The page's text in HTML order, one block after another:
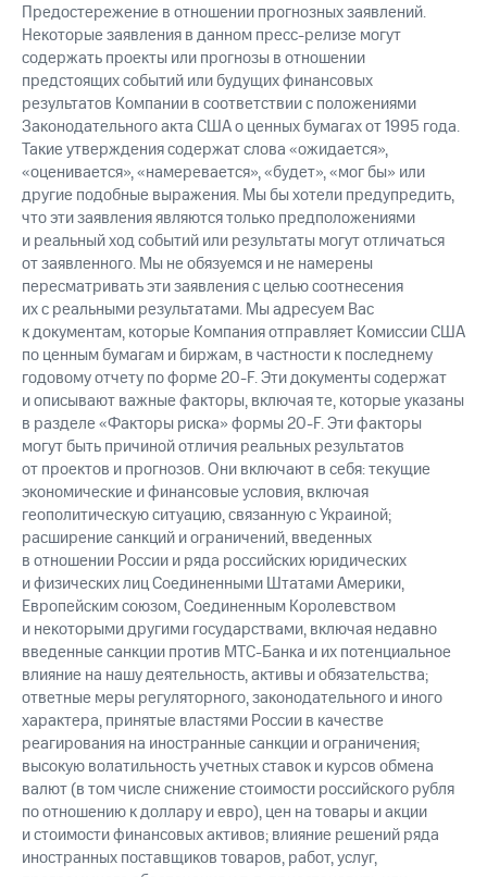
Предостережение в отношении прогнозных заявлений.
Некоторые заявления в данном пресс-релизе могут
содержать проекты или прогнозы в отношении
предстоящих событий или будущих финансовых
результатов Компании в соответствии с положениями
Законодательного акта США о ценных бумагах от 1995 года.
Такие утверждения содержат слова «ожидается»,
«оценивается», «намеревается», «будет», «мог бы» или
другие подобные выражения. Мы бы хотели предупредить,
что эти заявления являются только предположениями
и реальный ход событий или результаты могут отличаться
от заявленного. Мы не обязуемся и не намерены
пересматривать эти заявления с целью соотнесения
их с реальными результатами. Мы адресуем Вас
к документам, которые Компания отправляет Комиссии США
по ценным бумагам и биржам, в частности к последнему
годовому отчету по форме 20-F. Эти документы содержат
и описывают важные факторы, включая те, которые указаны
в разделе «Факторы риска» формы 20-F. Эти факторы
могут быть причиной отличия реальных результатов
от проектов и прогнозов. Они включают в себя: текущие
экономические и финансовые условия, включая
геополитическую ситуацию, связанную с Украиной;
расширение санкций и ограничений, введенных
в отношении России и ряда российских юридических
и физических лиц Соединенными Штатами Америки,
Европейским союзом, Соединенным Королевством
и некоторыми другими государствами, включая недавно
введенные санкции против МТС-Банка и их потенциальное
влияние на нашу деятельность, активы и обязательства;
ответные меры регуляторного, законодательного и иного
характера, принятые властями России в качестве
реагирования на иностранные санкции и ограничения;
высокую волатильность учетных ставок и курсов обмена
валют (в том числе снижение стоимости российского рубля
по отношению к доллару и евро), цен на товары и акции
и стоимости финансовых активов; влияние решений ряда
иностранных поставщиков товаров, работ, услуг,